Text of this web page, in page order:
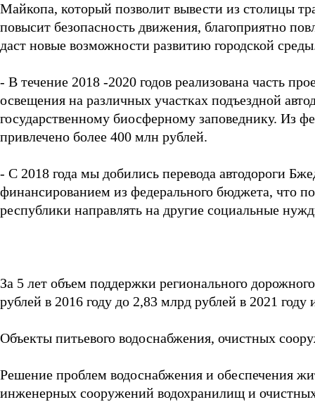
Майкопа, который позволит вывести из столицы
повысит безопасность движения, благоприятно
даст новые возможности развитию городской
- В течение 2018 -2020 годов реализована часть
освещения на различных участках подъездной
государственному биосферному заповеднику. Из
привлечено более 400 млн рублей.
- С 2018 года мы добились перевода автодороги
финансированием из федерального бюджета, что
республики направлять на другие социальные
За 5 лет объем поддержки регионального
рублей в 2016 году до 2,83 млрд рублей в 2021
Объекты питьевого водоснабжения, очистных
Решение проблем водоснабжения и обеспечения
инженерных сооружений водохранилищ и